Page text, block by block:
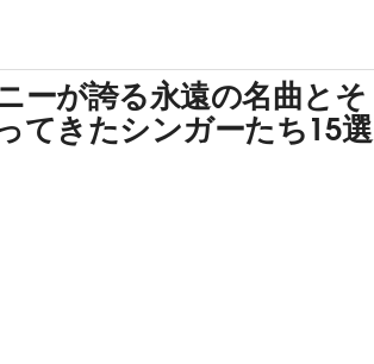
ーが誇る永遠の名曲とそ
てきたシンガーたち15選